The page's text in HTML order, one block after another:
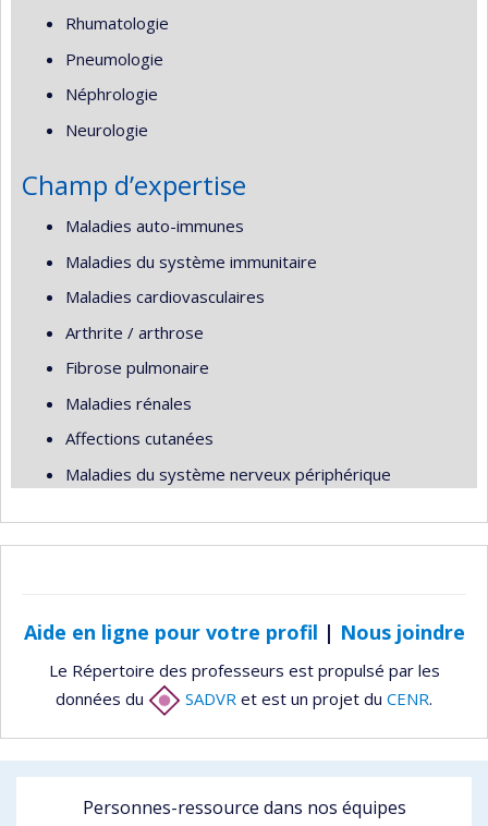
Rhumatologie
Pneumologie
Néphrologie
Neurologie
Champ d’expertise
Maladies auto-immunes
Maladies du système immunitaire
Maladies cardiovasculaires
Arthrite / arthrose
Fibrose pulmonaire
Maladies rénales
Affections cutanées
Maladies du système nerveux périphérique
Aide en ligne pour votre profil | Nous joindre
Le Répertoire des professeurs est propulsé par les
données du
SADVR et est un projet du CENR.
Personnes-ressource dans nos équipes